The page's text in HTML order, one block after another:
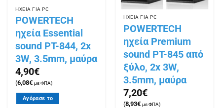
ΗΧΕΙΑ ΓΙΑ PC
POWERTECH
ηχεία Essential
sound PT-844, 2x
3W, 3.5mm, μαύρα
4,90€
(6,08€ με ΦΠΑ)
Αγόρασε το
ΗΧΕΙΑ ΓΙΑ PC
POWERTECH
ηχεία Premium
sound PT-845 από
ξύλο, 2x 3W,
3.5mm, μαύρα
7,20€
(8,93€ με ΦΠΑ)